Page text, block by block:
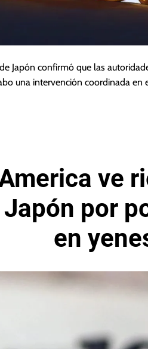
Japón confirmó que las
una intervención coordinada en
ve
por
en